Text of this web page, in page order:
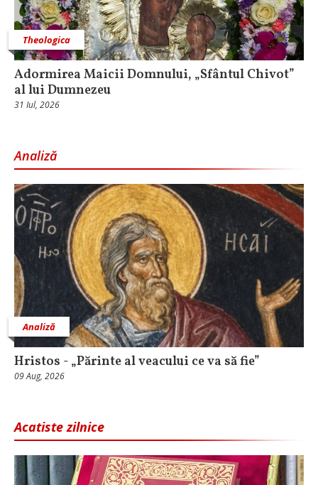
Theologica
Adormirea Maicii Domnului, „Sfântul Chivot”
al lui Dumnezeu
31 Iul, 2026
Analiză
Analiză
Hristos - „Părinte al veacului ce va să fie”
09 Aug, 2026
Acatiste zilnice